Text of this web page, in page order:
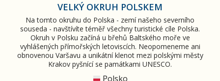
VELKÝ OKRUH POLSKEM
Na tomto okruhu do Polska - zemí našeho severního
souseda - navštívíte téměř všechny turistické cíle Polska.
Okruh v Polsku začíná u břehů Baltského moře ve
vyhlášených přímořských letoviscích. Neopomeneme ani
obnovenou Varšavu a unikátní klenot mezi polskými městy
Krakov pyšnící se památkami UNESCO.
Polsko